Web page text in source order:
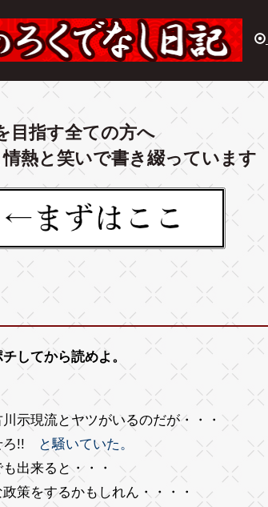
目指す全ての方へ
熱と笑いで書き綴っています
してから読めよ。
示現流とヤツがいるのだが・・・
ろ!!
と騒いていた。
出来ると・・・
策をするかもしれん・・・・